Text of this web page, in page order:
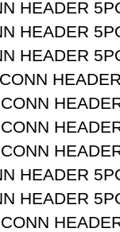
HEADER
HEADER
HEADER
HEADER
HEADER